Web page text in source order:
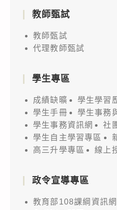
教師甄試
教師甄試
代理教師甄試
學生專區
成績缺曠
學生學習
學生手冊
學生事務
學生事務資訊網
社
學生自主學習專區
高三升學專區
線上
政令宣導專區
教育部108課綱資訊網